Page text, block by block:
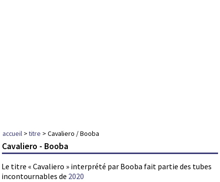
accueil >titre > Cavaliero / Booba
Cavaliero - Booba
Le titre « Cavaliero » interprété par Booba fait partie des tubes
incontournables de 2020